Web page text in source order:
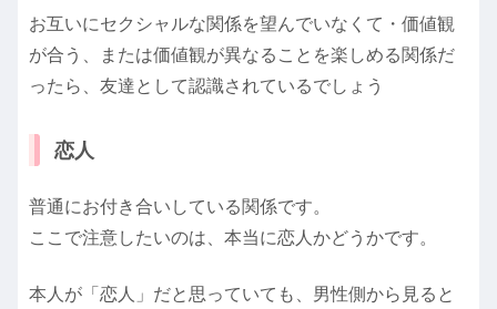
お互いにセクシャルな関係を望んでいなくて・価値観
が合う、または価値観が異なることを楽しめる関係だ
ったら、友達として認識されているでしょう
恋人
普通にお付き合いしている関係です。
ここで注意したいのは、本当に恋人かどうかです。
本人が「恋人」だと思っていても、男性側から見ると